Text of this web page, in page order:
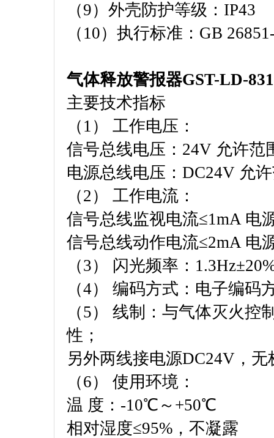
（9）外壳防护等级：IP43
（10）执行标准：GB
气体释放警报器GST-LD-
主要技术指标
（1） 工作电压：
信号总线电压：24V 允许范
电源总线电压：DC24V 允
（2） 工作电流：
信号总线监视电流≤1mA 电
信号总线动作电流≤2mA 电
（3） 闪光频率：
（4） 编码方式：电子编
（5） 线制：与气体灭火
性；
另外两线接电源DC24V，无
（6） 使用环境：
温 度：-10℃～+50℃
相对湿度≤95%，不凝露